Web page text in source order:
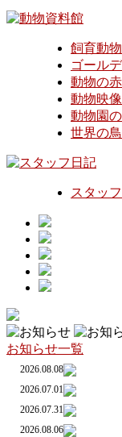
飼育動
ゴール
動物の
動物映
動物園
世界の
スタッ
お知らせ一覧
2026.08.08
2026.07.01
2026.07.31
2026.08.06